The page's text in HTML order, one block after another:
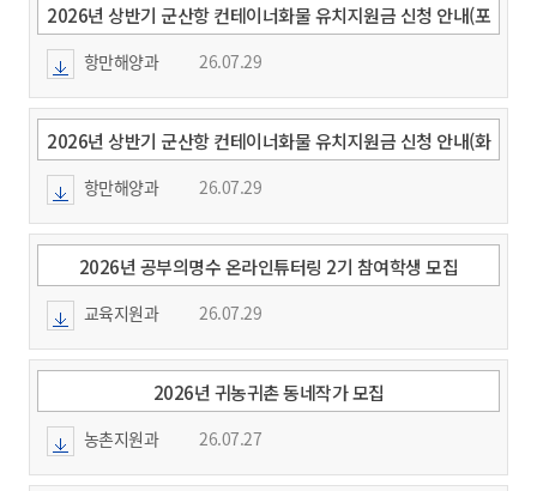
2026년 상반기 군산항 컨테이너화물 유치지원금 신청 안내(포
워더)
항만해양과 26.07.29
2026년 상반기 군산항 컨테이너화물 유치지원금 신청 안내(화
주)
항만해양과 26.07.29
2026년 공부의명수 온라인튜터링 2기 참여학생 모집
교육지원과 26.07.29
2026년 귀농귀촌 동네작가 모집
농촌지원과 26.07.27